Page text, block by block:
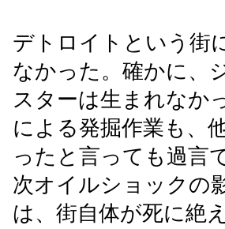
デトロイトという街
なかった。確かに、
スターは生まれなか
による発掘作業も、
ったと言っても過言
次オイルショックの
は、街自体が死に絶